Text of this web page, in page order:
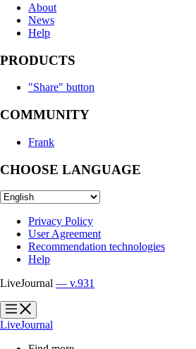
About
News
Help
PRODUCTS
"Share" button
COMMUNITY
Frank
CHOOSE LANGUAGE
Privacy Policy
User Agreement
Recommendation technologies
Help
LiveJournal — v.931
?
?
LiveJournal